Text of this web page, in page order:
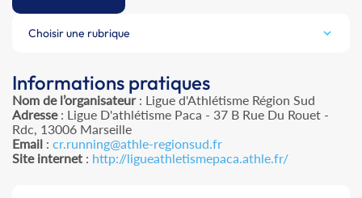
Choisir une rubrique
Informations pratiques
Nom de l’organisateur: Ligue d'Athlétisme Région Sud
Adresse: Ligue D'athlétisme Paca - 37 B Rue Du Rouet -
Rdc, 13006 Marseille
Email : cr.running@athle-regionsud.fr
Site internet : http://ligueathletismepaca.athle.fr/